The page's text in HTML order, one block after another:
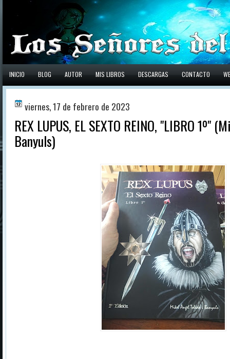
INICIO BLOG AUTOR MIS LIBROS DESCARGAS CONTACTO
viernes, 17 de febrero de 2023
REX LUPUS, EL SEXTO REINO, "LIBRO 1º"
Banyuls)